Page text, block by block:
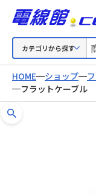
カテゴリから探す
HOME ショップ
フラットケーブル